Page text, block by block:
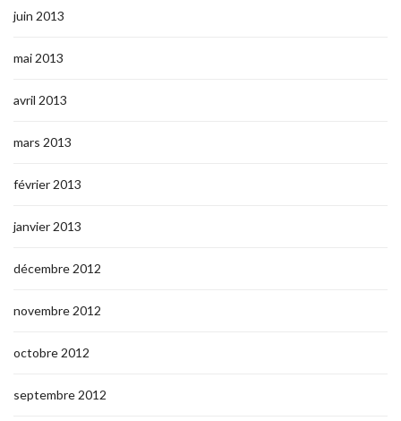
juin 2013
mai 2013
avril 2013
mars 2013
février 2013
janvier 2013
décembre 2012
novembre 2012
octobre 2012
septembre 2012